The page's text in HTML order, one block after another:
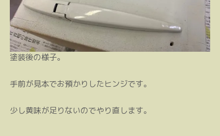
塗装後の様子。
手前が見本でお預かりしたヒンジです。
少し黄味が足りないのでやり直します。